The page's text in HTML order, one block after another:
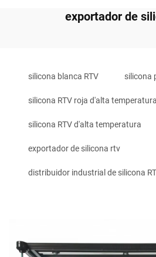
exportador de
silicona blanca RTV silicona
silicona RTV roja d'alta temperatura
silicona RTV d'alta temperatura
exportador de silicona rtv
distribuidor industrial de silicona